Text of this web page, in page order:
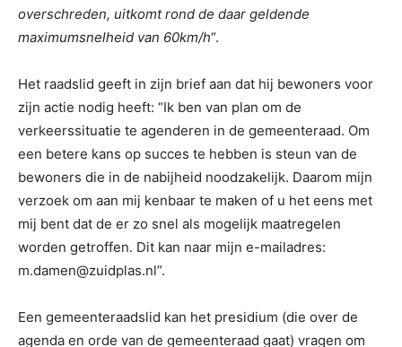
overschreden, uitkomt rond de daar geldende
maximumsnelheid van 60km/h“.
Het raadslid geeft in zijn brief aan dat hij bewoners voor
zijn actie nodig heeft: “Ik ben van plan om de
verkeerssituatie te agenderen in de gemeenteraad. Om
een betere kans op succes te hebben is steun van de
bewoners die in de nabijheid noodzakelijk. Daarom mijn
verzoek om aan mij kenbaar te maken of u het eens met
mij bent dat de er zo snel als mogelijk maatregelen
worden getroffen. Dit kan naar mijn e-mailadres:
m.damen@zuidplas.nl”.
Een gemeenteraadslid kan het presidium (die over de
agenda en orde van de gemeenteraad gaat) vragen om